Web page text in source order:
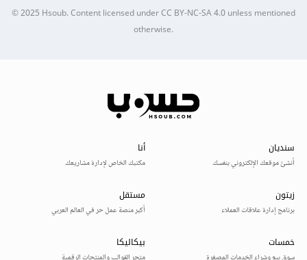
© 2025 Hsoub.Content licensed underCC BY-NC-SA 4.0unless mentioned
otherwise.